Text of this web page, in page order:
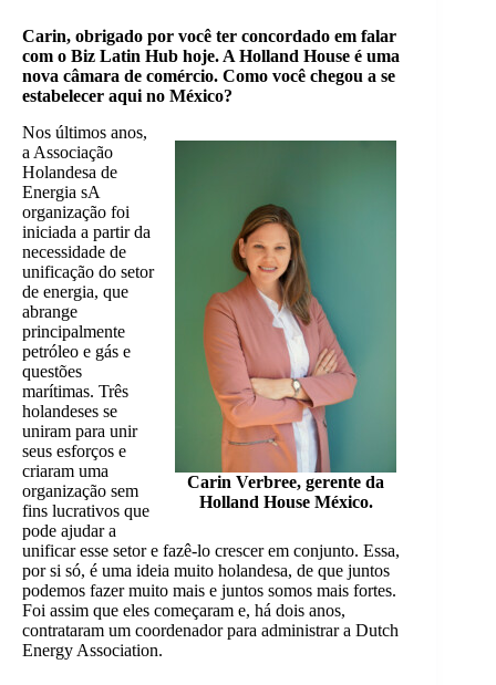
Carin, obrigado por você ter concordado em falar
com o Biz Latin Hub hoje. A Holland House é uma
nova câmara de comércio. Como você chegou a se
estabelecer aqui no México?
Carin Verbree, gerente da
Holland House México.
Nos últimos anos,
a Associação
Holandesa de
Energia sA
organização foi
iniciada a partir da
necessidade de
unificação do setor
de energia, que
abrange
principalmente
petróleo e gás e
questões
marítimas. Três
holandeses se
uniram para unir
seus esforços e
criaram uma
organização sem
fins lucrativos que
pode ajudar a
unificar esse setor e fazê-lo crescer em conjunto. Essa,
por si só, é uma ideia muito holandesa, de que juntos
podemos fazer muito mais e juntos somos mais fortes.
Foi assim que eles começaram e, há dois anos,
contrataram um coordenador para administrar a Dutch
Energy Association.